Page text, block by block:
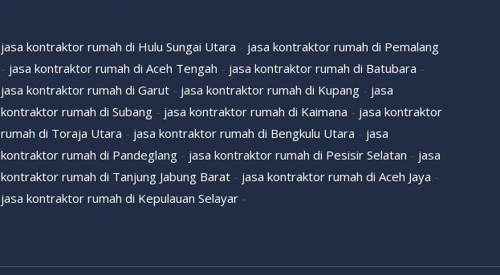
jasa kontraktor rumah di Hulu Sungai Utara - jasa kontraktor rumah di Pemalang
- jasa kontraktor rumah di Aceh Tengah - jasa kontraktor rumah di Batubara -
jasa kontraktor rumah di Garut - jasa kontraktor rumah di Kupang - jasa
kontraktor rumah di Subang - jasa kontraktor rumah di Kaimana - jasa kontraktor
rumah di Toraja Utara - jasa kontraktor rumah di Bengkulu Utara - jasa
kontraktor rumah di Pandeglang - jasa kontraktor rumah di Pesisir Selatan - jasa
kontraktor rumah di Tanjung Jabung Barat - jasa kontraktor rumah di Aceh Jaya -
jasa kontraktor rumah di Kepulauan Selayar -